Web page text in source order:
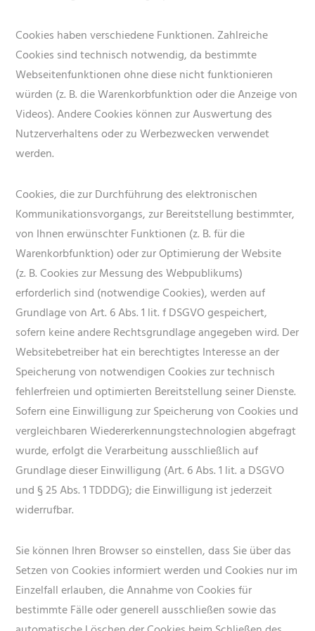
Cookies haben verschiedene Funktionen. Zahlreiche
Cookies sind technisch notwendig, da bestimmte
Webseitenfunktionen ohne diese nicht funktionieren
würden (z. B. die Warenkorbfunktion oder die Anzeige von
Videos). Andere Cookies können zur Auswertung des
Nutzerverhaltens oder zu Werbezwecken verwendet
werden.
Cookies, die zur Durchführung des elektronischen
Kommunikationsvorgangs, zur Bereitstellung bestimmter,
von Ihnen erwünschter Funktionen (z. B. für die
Warenkorbfunktion) oder zur Optimierung der Website
(z. B. Cookies zur Messung des Webpublikums)
erforderlich sind (notwendige Cookies), werden auf
Grundlage von Art. 6 Abs. 1 lit. f DSGVO gespeichert,
sofern keine andere Rechtsgrundlage angegeben wird. Der
Websitebetreiber hat ein berechtigtes Interesse an der
Speicherung von notwendigen Cookies zur technisch
fehlerfreien und optimierten Bereitstellung seiner Dienste.
Sofern eine Einwilligung zur Speicherung von Cookies und
vergleichbaren Wiedererkennungstechnologien abgefragt
wurde, erfolgt die Verarbeitung ausschließlich auf
Grundlage dieser Einwilligung (Art. 6 Abs. 1 lit. a DSGVO
und § 25 Abs. 1 TDDDG); die Einwilligung ist jederzeit
widerrufbar.
Sie können Ihren Browser so einstellen, dass Sie über das
Setzen von Cookies informiert werden und Cookies nur im
Einzelfall erlauben, die Annahme von Cookies für
bestimmte Fälle oder generell ausschließen sowie das